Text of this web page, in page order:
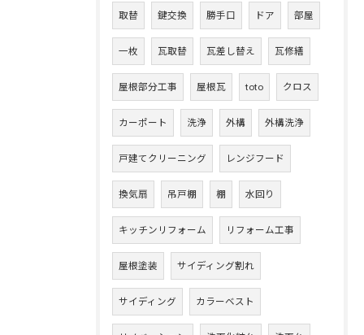
取替 鍵交換 勝手口 ドア 部屋
一枚 瓦取替 瓦差し替え 瓦修繕
屋根部分工事 屋根瓦 toto クロス
カーポート 洗浄 外構 外構洗浄
戸建てクリーニング レンジフード
換気扇 吊戸棚 棚 水回り
キッチンリフォーム リフォーム工事
屋根塗装 サイディング割れ
サイディング カラーベスト